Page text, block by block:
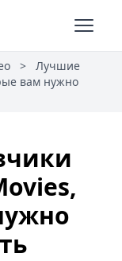
>
Лучшие
вам нужно